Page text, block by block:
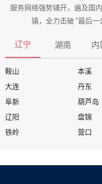
服务网络强势铺开，遍及国
镇，全力击破 “最后一
辽宁 湖南 内
鞍山 本溪
大连
丹东
阜新
葫芦岛
辽阳
盘锦
铁岭
营口